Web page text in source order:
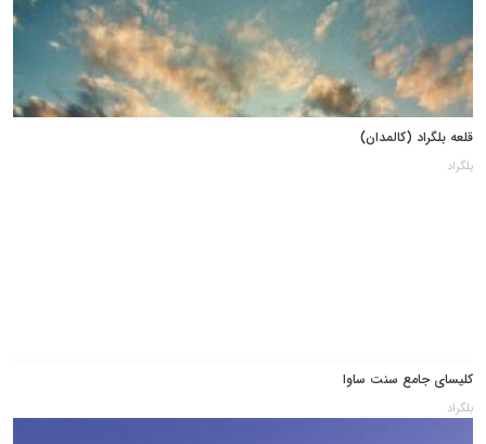
قلعه بلگراد (کالمدان)
بلگراد
کلیسای جامع سنت ساوا
بلگراد